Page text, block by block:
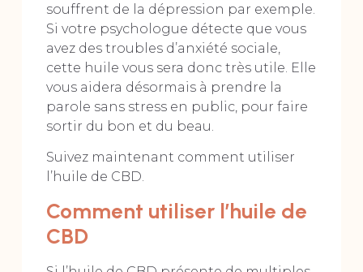
souffrent de la dépression par exemple.
Si votre psychologue détecte que vous
avez des troubles d’anxiété sociale,
cette huile vous sera donc très utile. Elle
vous aidera désormais à prendre la
parole sans stress en public, pour faire
sortir du bon et du beau.
Suivez maintenant comment utiliser
l’huile de CBD.
Comment utiliser l’huile de
CBD